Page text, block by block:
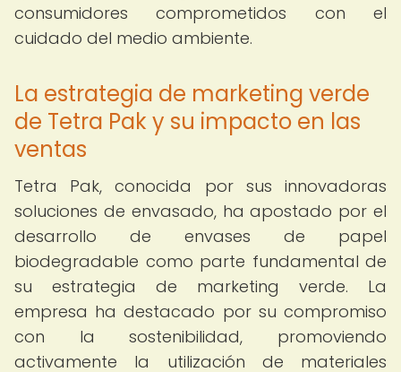
consumidores comprometidos con el
cuidado del medio ambiente.
La estrategia de marketing verde
de Tetra Pak y su impacto en las
ventas
Tetra Pak, conocida por sus innovadoras
soluciones de envasado, ha apostado por el
desarrollo de envases de papel
biodegradable como parte fundamental de
su estrategia de marketing verde. La
empresa ha destacado por su compromiso
con la sostenibilidad, promoviendo
activamente la utilización de materiales